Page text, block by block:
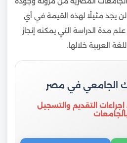
لن يجد مثيلًا لهذه القيمة في أي
مدة الدراسة التي يمكنه إنجاز
العربية خلالها.
الجامعي في مصر
التقديم والتسجيل